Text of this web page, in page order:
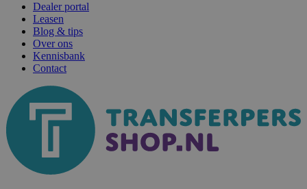
Dealer portal
Leasen
Blog & tips
Over ons
Kennisbank
Contact